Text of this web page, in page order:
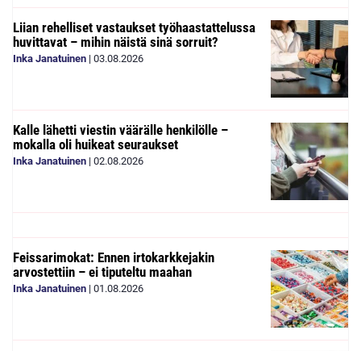
Liian rehelliset vastaukset työhaastattelussa
huvittavat – mihin näistä sinä sorruit?
Inka Janatuinen | 03.08.2026
Kalle lähetti viestin väärälle henkilölle –
mokalla oli huikeat seuraukset
Inka Janatuinen | 02.08.2026
Feissarimokat: Ennen irtokarkkejakin
arvostettiin – ei tiputeltu maahan
Inka Janatuinen | 01.08.2026